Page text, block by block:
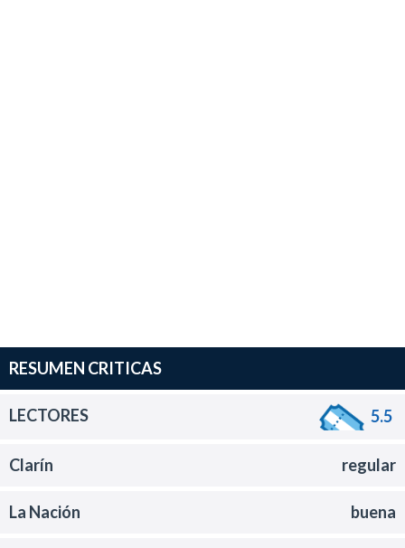
RESUMEN CRITICAS
LECTORES 5.5
Clarín regular
La Nación buena